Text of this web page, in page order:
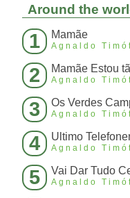
Around the
1 Mamãe
Agnaldo
2 Mamãe Estou
Agnaldo
3 Os Verdes
Agnaldo
4 Ultimo
Agnaldo
5 Vai Dar Tudo
Agnaldo